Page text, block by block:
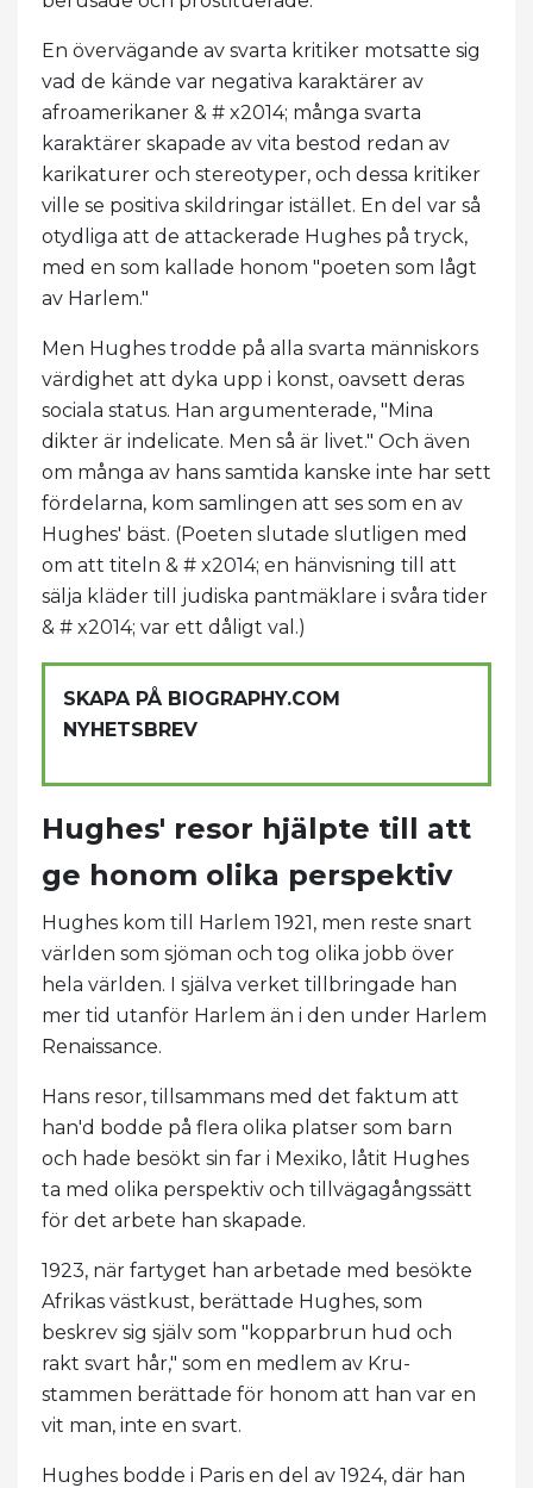
En övervägande av svarta kritiker motsatte sig
vad de kände var negativa karaktärer av
afroamerikaner & # x2014; många svarta
karaktärer skapade av vita bestod redan av
karikaturer och stereotyper, och dessa kritiker
ville se positiva skildringar istället. En del var så
otydliga att de attackerade Hughes på tryck,
med en som kallade honom "poeten som lågt
av Harlem."
Men Hughes trodde på alla svarta människors
värdighet att dyka upp i konst, oavsett deras
sociala status. Han argumenterade, "Mina
dikter är indelicate. Men så är livet." Och även
om många av hans samtida kanske inte har sett
fördelarna, kom samlingen att ses som en av
Hughes' bäst. (Poeten slutade slutligen med
om att titeln & # x2014; en hänvisning till att
sälja kläder till judiska pantmäklare i svåra tider
& # x2014; var ett dåligt val.)
SKAPA PÅ BIOGRAPHY.COM
NYHETSBREV
Hughes' resor hjälpte till att
ge honom olika perspektiv
Hughes kom till Harlem 1921, men reste snart
världen som sjöman och tog olika jobb över
hela världen. I själva verket tillbringade han
mer tid utanför Harlem än i den under Harlem
Renaissance.
Hans resor, tillsammans med det faktum att
han'd bodde på flera olika platser som barn
och hade besökt sin far i Mexiko, låtit Hughes
ta med olika perspektiv och tillvägagångssätt
för det arbete han skapade.
1923, när fartyget han arbetade med besökte
Afrikas västkust, berättade Hughes, som
beskrev sig själv som "kopparbrun hud och
rakt svart hår," som en medlem av Kru-
stammen berättade för honom att han var en
vit man, inte en svart.
Hughes bodde i Paris en del av 1924, där han